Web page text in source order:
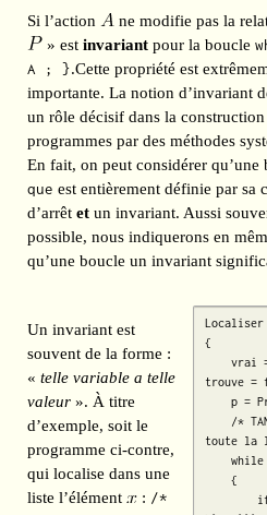
Si l’action
ne modifie pas la
» estinvariant pour la boucle
A ; }.Cette propriété est
importante. La notion d’invariant
un rôle décisif dans la construction
programmes par des méthodes
En fait, on peut considérer qu’une
que est entièrement définie par sa
d’arrêtet un invariant. Aussi
possible, nous indiquerons en
qu’une boucle un invariant
Un invariant est
souvent de la forme :
«telle variable a telle
valeur». À titre
d’exemple, soit le
programme ci-contre,
qui localise dans une
liste l’élément
: /*
{
    vrai = 1 ; NonTrouve = -1 ;
trouve =
    p = Premier(L) ;
toute la
    while (p != Fin(L))
    {